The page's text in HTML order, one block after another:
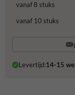
vanaf 8 stuks
vanaf 10 stuks
Levertijd:14-15